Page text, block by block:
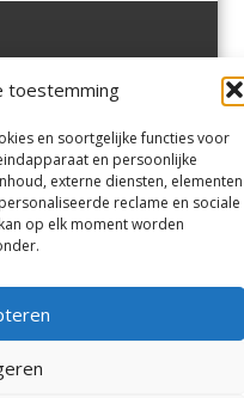
toestemming
en soortgelijke functies voor
en persoonlijke
externe diensten, elementen
reclame en sociale
op elk moment worden
,Velsen-Zuid,
,Driehuisen
.